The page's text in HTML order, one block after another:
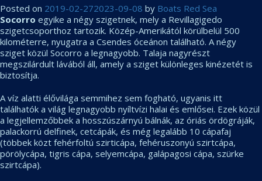
Sea
Boats
Holidays-
től
Posted on 2019-02-272023-09-08 by Boats Red Sea
Socorro egyike a négy szigetnek, mely a Revillagigedo
szigetcsoporthoz tartozik. Közép-Amerikától körülbelül 500
kilométerre, nyugatra a Csendes óceánon található. A négy
sziget közül Socorro a legnagyobb. Talaja nagyrészt
megszilárdult lávából áll, amely a sziget különleges kinézetét is
biztosítja.
A víz alatti élővilága semmihez sem fogható, ugyanis itt
találhatók a világ legnagyobb nyíltvízi halai és emlősei. Ezek közül
a legjellemzőbbek a hosszúszárnyú bálnák, az óriás ördögráják,
palackorrú delfinek, cetcápák, és még legalább 10 cápafaj
(többek közt fehérfoltú szirticápa, fehéruszonyú szirtcápa,
pörölycápa, tigris cápa, selyemcápa, galápagosi cápa, szürke
szirtcápa).